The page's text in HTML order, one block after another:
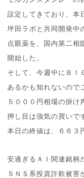
設定してきており、本
坪田ラボと共同開発中
点眼薬を、国内第二相
開始した。
そして、今週中にＢＩ
あるかも知れないので
５０００円相場の掛け
押し目は強気の買いで
本日の終値は、６６
安過ぎるＡＩ関連銘柄
ＳＮＳ系投資詐欺被害